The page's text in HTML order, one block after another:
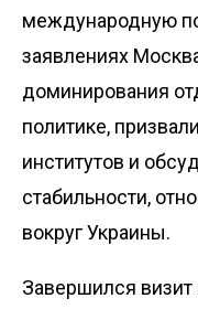
международную
заявлениях
доминирования
политике,
институтов и
стабильности,
вокруг Украины.
Завершился